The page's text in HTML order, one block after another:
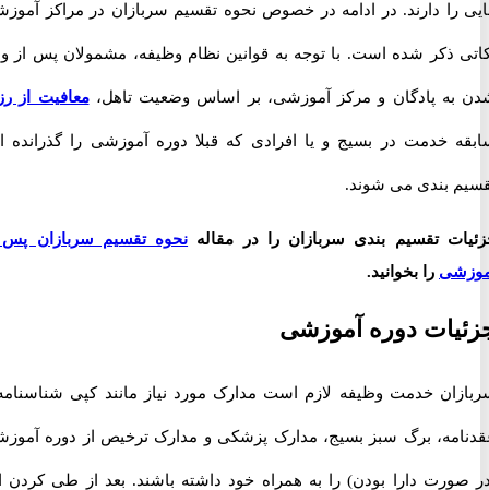
دارند. در ادامه در خصوص نحوه تقسیم سربازان در مراکز آموزشی
ذکر شده است. با توجه به قوانین نظام وظیفه، مشمولان پس از وارد
پادگان و مرکز آموزشی، بر اساس وضعیت تاهل،معافیت از رزم ،
خدمت در بسیج و یا افرادی که قبلا دوره آموزشی را گذرانده اند،
بندی می شوند.
تقسیم بندی سربازان را در مقالهنحوه تقسیم سربازان پس از
را بخوانید.
دوره آموزشی
خدمت وظیفه لازم است مدارک مورد نیاز مانند کپی شناسنامه و
برگ سبز بسیج، مدارک پزشکی و مدارک ترخیص از دوره آموزشی
دارا بودن) را به همراه خود داشته باشند. بعد از طی کردن این